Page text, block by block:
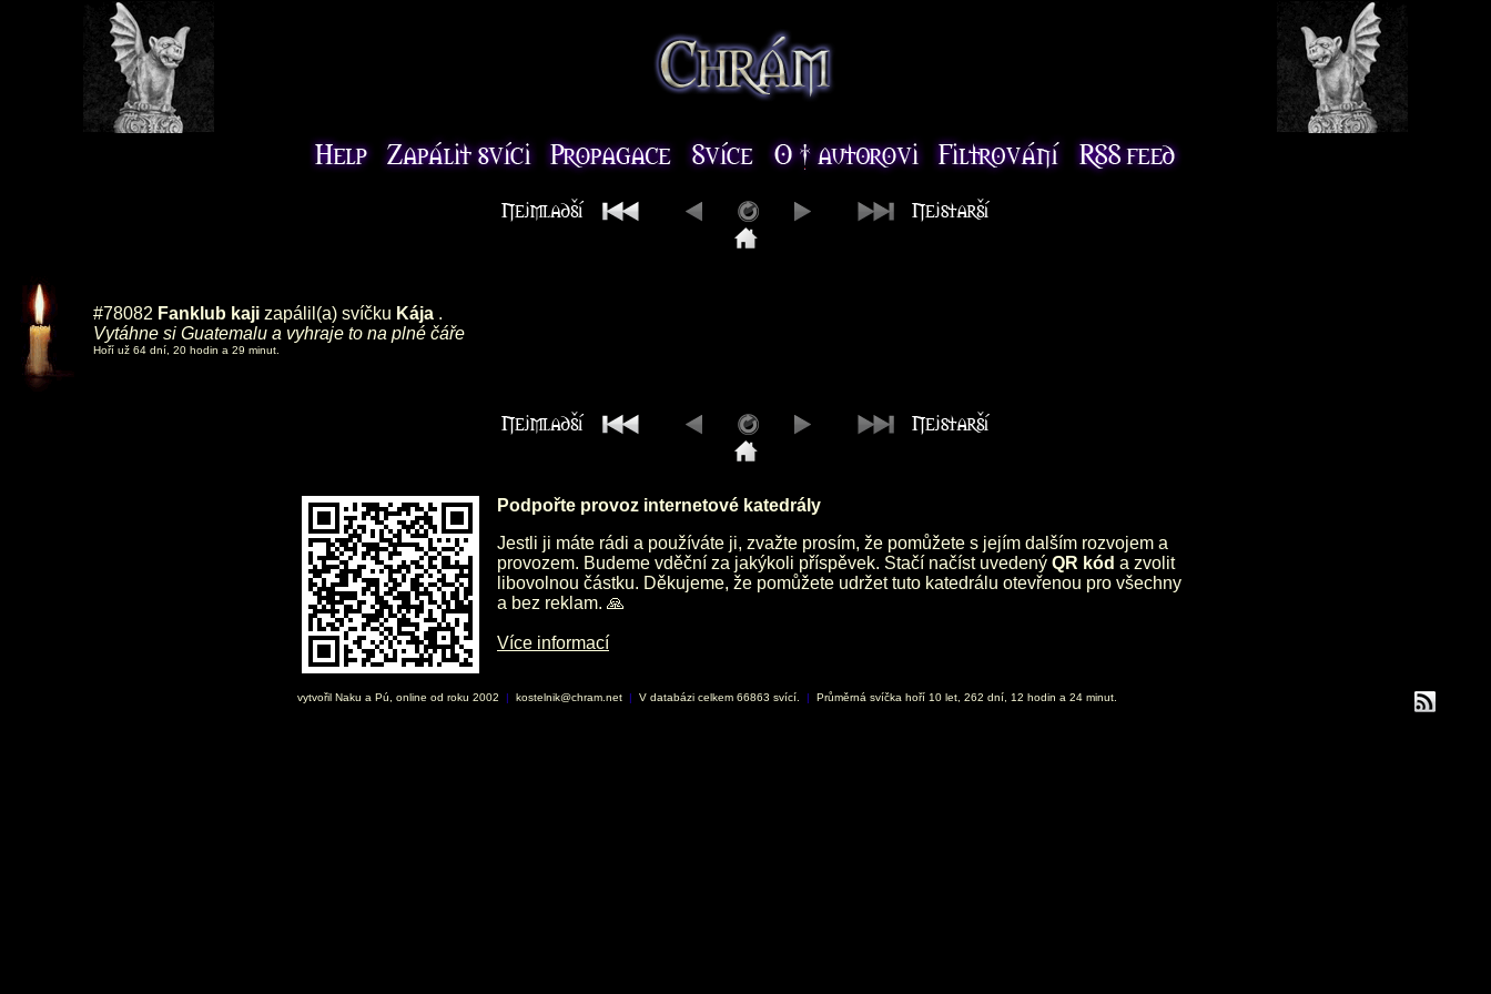
#78082 Fanklub kaji zapálil(a) svíčku Kája .
Vytáhne si Guatemalu a vyhraje to na plné čáře
Hoří už 64 dní, 20 hodin a 29 minut.
Podpořte provoz internetové katedrály
Jestli ji máte rádi a používáte ji, zvažte prosím, že pomůžete s jejím dalším rozvojem a
provozem. Budeme vděční za jakýkoli příspěvek. Stačí načíst uvedený QR kód a zvolit
libovolnou částku. Děkujeme, že pomůžete udržet tuto katedrálu otevřenou pro všechny
a bez reklam. 🙏
Více informací
vytvořil Naku a Pú, online od roku 2002 | kostelnik@chram.net | V databázi celkem 66863 svící. | Průměrná svíčka hoří 10 let, 262 dní, 12 hodin a 24 minut.